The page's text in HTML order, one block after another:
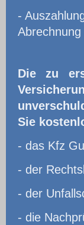
-
Abrechnung
Die zu
Sie
- das Kfz
- der
- der
- die